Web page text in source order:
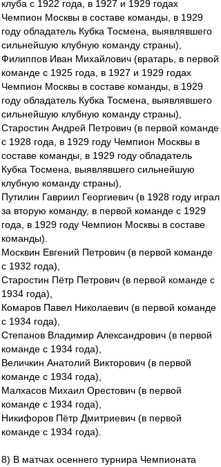
клуба с 1922 года, в 1927 и 1929 годах
Чемпион Москвы в составе команды, в 1929
году обладатель Кубка Тосмена, выявлявшего
сильнейшую клубную команду страны),
Филиппов Иван Михайлович (вратарь, в первой
команде с 1925 года, в 1927 и 1929 годах
Чемпион Москвы в составе команды, в 1929
году обладатель Кубка Тосмена, выявлявшего
сильнейшую клубную команду страны),
Старостин Андрей Петрович (в первой команде
с 1928 года, в 1929 году Чемпион Москвы в
составе команды, в 1929 году обладатель
Кубка Тосмена, выявлявшего сильнейшую
клубную команду страны),
Путилин Гавриил Георгиевич (в 1928 году играл
за вторую команду, в первой команде с 1929
года, в 1929 году Чемпион Москвы в составе
команды).
Москвин Евгений Петрович (в первой команде
с 1932 года),
Старостин Пётр Петрович (в первой команде с
1934 года),
Комаров Павел Николаевич (в первой команде
с 1934 года),
Степанов Владимир Александрович (в первой
команде с 1934 года),
Величкин Анатолий Викторович (в первой
команде с 1934 года),
Малхасов Михаил Орестович (в первой
команде с 1934 года),
Никифоров Пётр Дмитриевич (в первой
команде с 1934 года).
8) В матчах осеннего турнира Чемпионата